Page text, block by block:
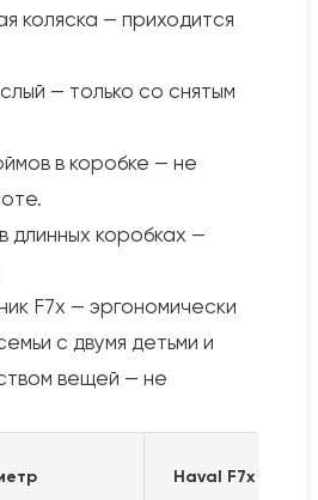
коляска — приходится
— только со снятым
в коробке — не
длинных коробках —
F7x — эргономически
с двумя детьми и
вещей — не
Haval F7x